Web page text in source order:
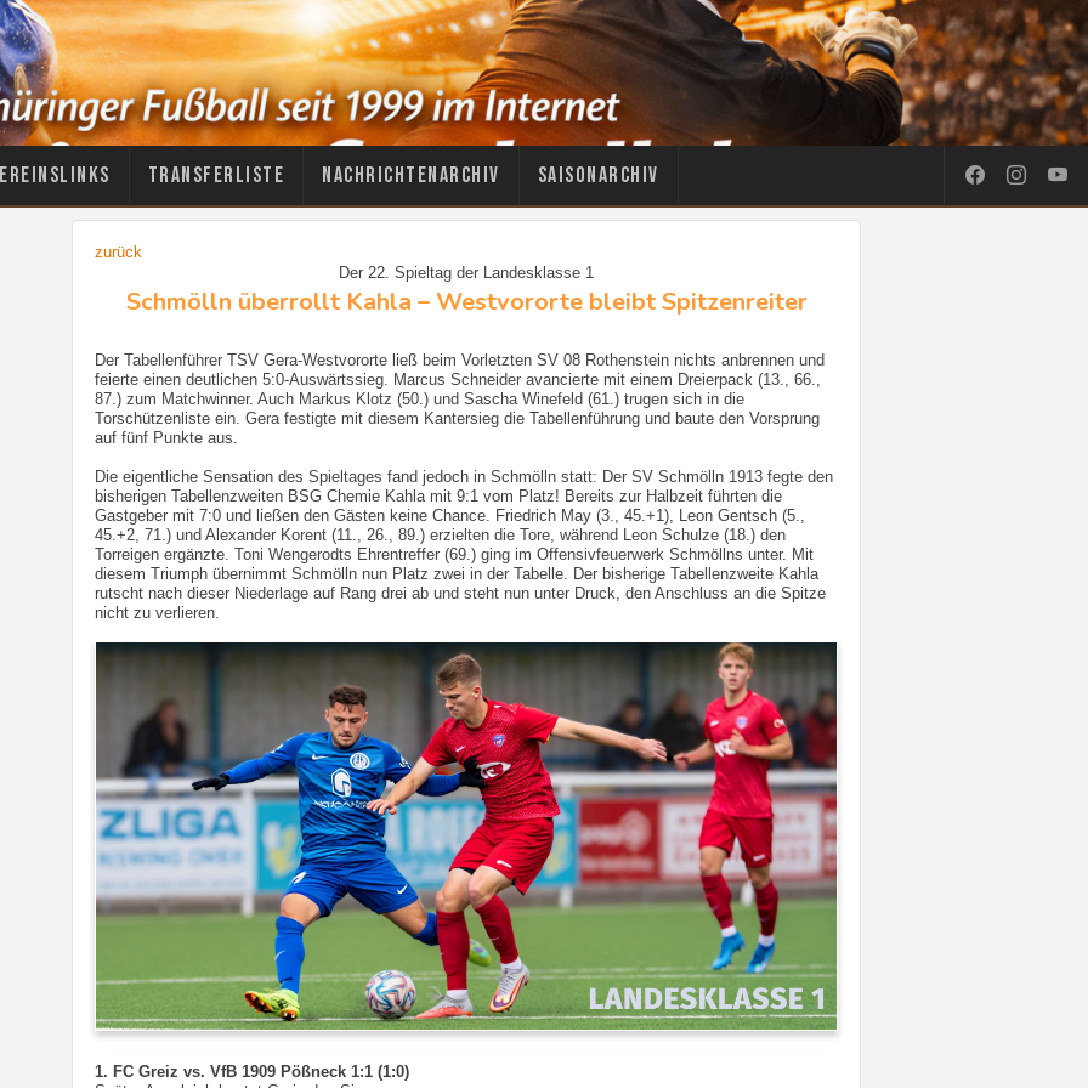
Transferliste Nachrichtenarchiv Saisonarchiv
zurück
Der 22. Spieltag der Landesklasse 1
Schmölln überrollt Kahla – Westvororte bleibt Spitzenreiter
Der Tabellenführer TSV Gera-Westvororte ließ beim Vorletzten SV 08 Rothenstein nichts anbrennen und
feierte einen deutlichen 5:0-Auswärtssieg. Marcus Schneider avancierte mit einem Dreierpack (13., 66.,
87.) zum Matchwinner. Auch Markus Klotz (50.) und Sascha Winefeld (61.) trugen sich in die
Torschützenliste ein. Gera festigte mit diesem Kantersieg die Tabellenführung und baute den Vorsprung
auf fünf Punkte aus.
Die eigentliche Sensation des Spieltages fand jedoch in Schmölln statt: Der SV Schmölln 1913 fegte den
bisherigen Tabellenzweiten BSG Chemie Kahla mit 9:1 vom Platz! Bereits zur Halbzeit führten die
Gastgeber mit 7:0 und ließen den Gästen keine Chance. Friedrich May (3., 45.+1), Leon Gentsch (5.,
45.+2, 71.) und Alexander Korent (11., 26., 89.) erzielten die Tore, während Leon Schulze (18.) den
Torreigen ergänzte. Toni Wengerodts Ehrentreffer (69.) ging im Offensivfeuerwerk Schmöllns unter. Mit
diesem Triumph übernimmt Schmölln nun Platz zwei in der Tabelle. Der bisherige Tabellenzweite Kahla
rutscht nach dieser Niederlage auf Rang drei ab und steht nun unter Druck, den Anschluss an die Spitze
nicht zu verlieren.
1. FC Greiz vs. VfB 1909 Pößneck 1:1 (1:0)